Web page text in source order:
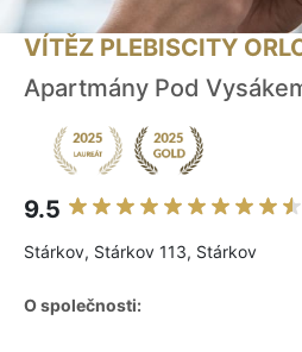
VÍTĚZ PLEBISCITY
Apartmány Pod
9.5
Stárkov, Stárkov 113, Stárkov
O společnosti: